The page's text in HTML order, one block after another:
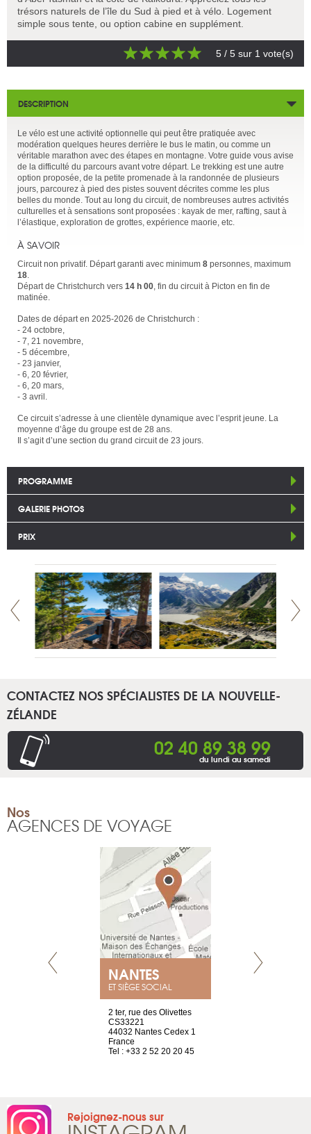
trésors naturels de l’île du Sud à pied et à vélo. Logement
simple sous tente, ou option cabine en supplément.
5 / 5 sur 1 vote(s)
DESCRIPTION
Le vélo est une activité optionnelle qui peut être pratiquée avec
modération quelques heures derrière le bus le matin, ou comme un
véritable marathon avec des étapes en montagne. Votre guide vous avise
de la difficulté du parcours avant votre départ. Le trekking est une autre
option proposée, de la petite promenade à la randonnée de plusieurs
jours, parcourez à pied des pistes souvent décrites comme les plus
belles du monde. Tout au long du circuit, de nombreuses autres activités
culturelles et à sensations sont proposées : kayak de mer, rafting, saut à
l’élastique, exploration de grottes, expérience maorie, etc.
À SAVOIR
Circuit non privatif. Départ garanti avec minimum 8 personnes, maximum
18
Départ de Christchurch vers 14 h 00 , fin du circuit à Picton en fin de
matinée.
Dates de départ en 2025-2026 de Christchurch :
- 24 octobre,
- 7, 21 novembre,
- 5 décembre,
- 23 janvier,
- 6, 20 février,
- 6, 20 mars,
- 3 avril.
Ce circuit s’adresse à une clientèle dynamique avec l’esprit jeune. La
moyenne d’âge du groupe est de 28 ans.
Il s’agit d’une section du grand circuit de 23 jours.
PROGRAMME
GALERIE PHOTOS
PRIX
CONTACTEZ NOS SPÉCIALISTES DE LA NOUVELLE-
ZÉLANDE
02 40 89 38 99
du lundi au samedi
Nos
AGENCES DE VOYAGE
NANTES
ET SIÈGE SOCIAL
2 ter, rue des Olivettes
CS33221
44032 Nantes Cedex 1
France
Tel : +33 2 52 20 20 45
Rejoignez-nous sur